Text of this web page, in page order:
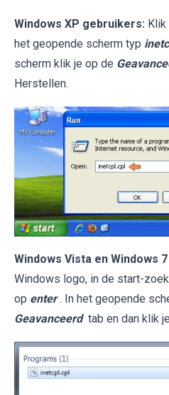
Windows XP gebruikers: Klik
het geopende scherm typ
scherm klik je op de
Herstellen.
Windows Vista en Windows
Windows logo, in de start-
op enter . In het geopende
Geavanceerd tab en dan klik